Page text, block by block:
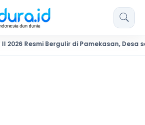
Bergulir di Pamekasan, Desa se-